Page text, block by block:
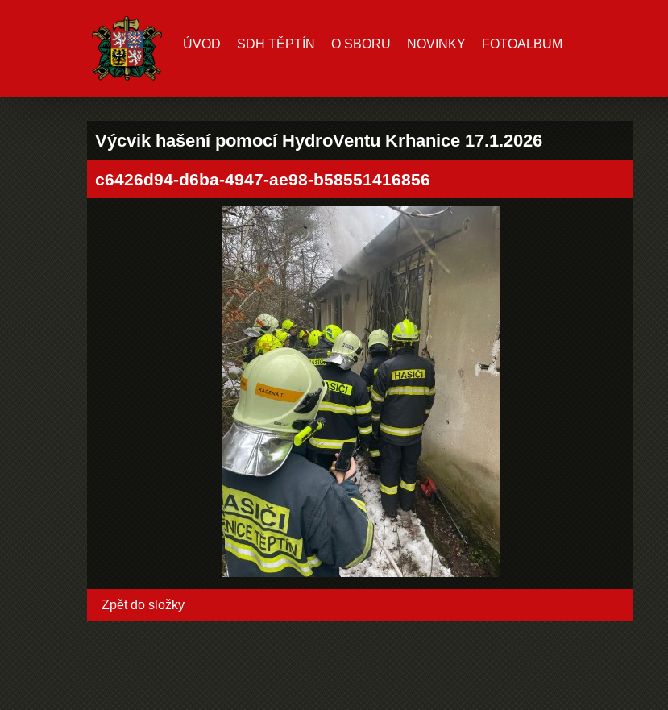
ÚVOD SDH TĚPTÍN O SBORU NOVINKY FOTOALBUM
Výcvik hašení pomocí HydroVentu Krhanice 17.1.2026
c6426d94-d6ba-4947-ae98-b58551416856
Zpět do složky